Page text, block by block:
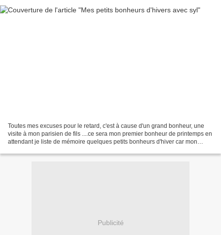
Toutes mes excuses pour le retard, c'est à cause d'un grand bonheur, une
visite à mon parisien de fils ....ce sera mon premier bonheur de printemps en
attendant je liste de mémoire quelques petits bonheurs d'hiver car mon
Publicité